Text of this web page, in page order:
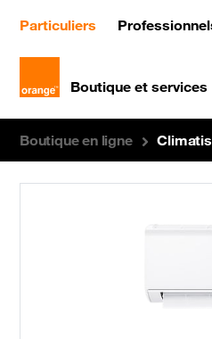
Particuliers (current)
Boutique et services
Boutique en ligne